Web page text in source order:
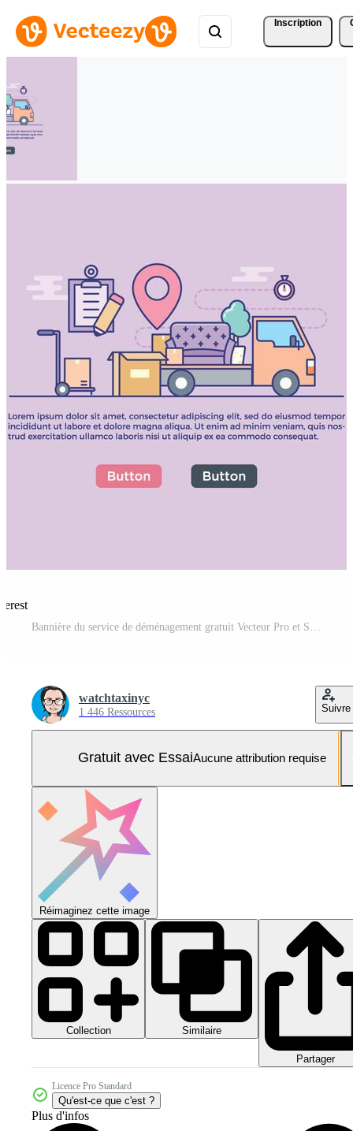
Inscription
watchtaxinyc
1 446 Ressources Suivre
Gratuit avec EssaiAucune attribution requise
Réimaginez cette image
Collection Similaire
Partager
Licence Pro Standard
Qu'est-ce que c'est ?
Plus d'infos